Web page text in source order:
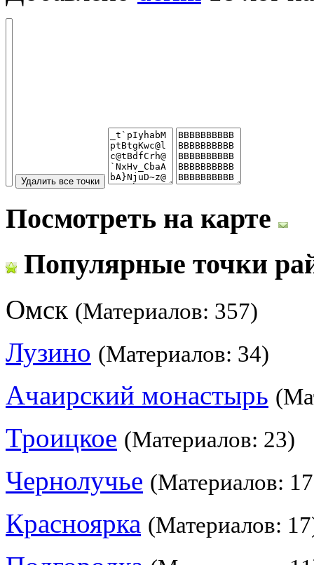
Посмотреть на карте
Популярные точки
Омск (Материалов: 357)
Лузино (Материалов: 34)
Ачаирский монастырь
Троицкое (Материалов: 23)
Чернолучье (Материалов:
Красноярка (Материалов: